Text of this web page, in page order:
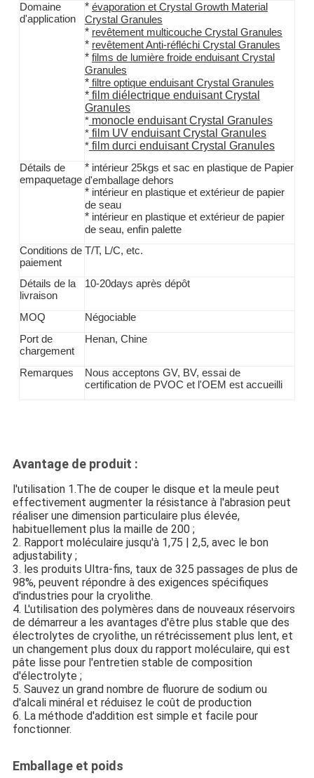
Domaine
d'application
* évaporation et Crystal Growth Material
Crystal Granules
* revêtement multicouche Crystal Granules
* revêtement Anti-réfléchi Crystal Granules
* films de lumière froide enduisant Crystal
Granules
*filtre optique enduisant Crystal Granules
*film diélectrique enduisant Crystal
Granules
*monocle enduisant Crystal Granules
*film UV enduisant Crystal Granules
*film durci enduisant Crystal Granules
Détails de
empaquetage
*intérieur 25kgs et sac en plastique de Papier
d'emballage dehors
*intérieur en plastique et extérieur de papier
de seau
*intérieur en plastique et extérieur de papier
de seau, enfin palette
Conditions de
paiement
T/T, L/C, etc.
Détails dela
livraison
10-20days après dépôt
MOQ
Négociable
Port de
chargement
Henan, Chine
Remarques
Nous acceptons GV, BV, essai de
certification de PVOC et l'OEM est accueilli
Avantage de produit :
l'utilisation 1.The de couper le disque et la meule peut
effectivement augmenter la résistance à l'abrasion peut
réaliser une dimension particulaire plus élevée,
habituellement plus la maille de 200 ;
2. Rapport moléculaire jusqu'à 1,75 | 2,5, avec le bon
adjustability ;
3. les produits Ultra-fins, taux de 325 passages de plus de
98%, peuvent répondre à des exigences spécifiques
d'industries pour la cryolithe.
4. L'utilisation des polymères dans de nouveaux réservoirs
de démarreur a les avantages d'être plus stable que des
électrolytes de cryolithe, un rétrécissement plus lent, et
un changement plus doux du rapport moléculaire, qui est
pâte lisse pour l'entretien stable de composition
d'électrolyte ;
5. Sauvez un grand nombre de fluorure de sodium ou
d'alcali minéral et réduisez le coût de production
6. La méthode d'addition est simple et facile pour
fonctionner.
Emballage et poids